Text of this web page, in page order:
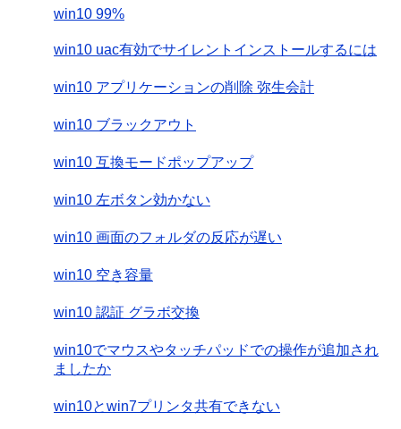
win10 99%
win10 uac有効でサイレントインストールするには
win10 アプリケーションの削除 弥生会計
win10 ブラックアウト
win10 互換モードポップアップ
win10 左ボタン効かない
win10 画面のフォルダの反応が遅い
win10 空き容量
win10 認証 グラボ交換
win10でマウスやタッチパッドでの操作が追加され
ましたか
win10とwin7プリンタ共有できない